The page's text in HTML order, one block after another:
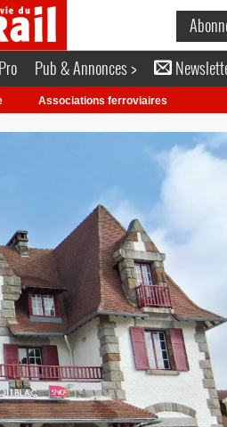
Pub & Annonces >
Associations ferroviaires